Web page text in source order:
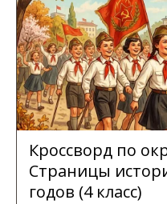
Кроссворд по
Страницы
годов (4 класс)